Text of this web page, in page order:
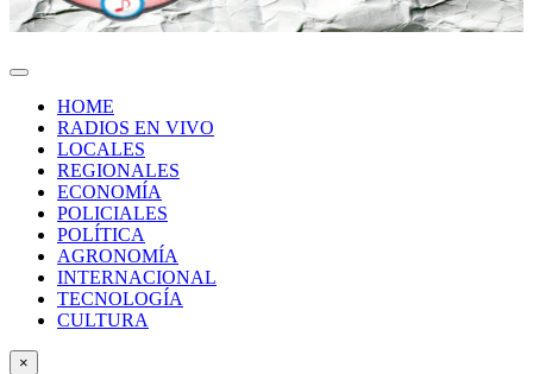
HOME
RADIOS EN VIVO
LOCALES
REGIONALES
ECONOMÍA
POLICIALES
POLÍTICA
AGRONOMÍA
INTERNACIONAL
TECNOLOGÍA
CULTURA
×